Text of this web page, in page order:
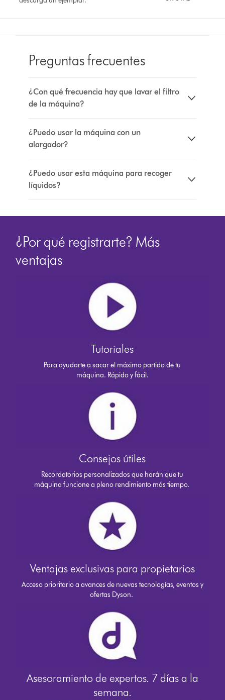
Preguntas frecuentes
¿Con qué frecuencia hay que lavar el filtro
de la máquina?
¿Puedo usar la máquina con un
alargador?
¿Puedo usar esta máquina para recoger
líquidos?
¿Por qué registrarte? Más
ventajas
Tutoriales
Para ayudarte a sacar el máximo partido de tu
máquina. Rápido y fácil.
Consejos útiles
Recordatorios personalizados que harán que tu
máquina funcione a pleno rendimiento más tiempo.
Ventajas exclusivas para propietarios
Acceso prioritario a avances de nuevas tecnologías, eventos y
ofertas Dyson.
Asesoramiento de expertos. 7 días a la
semana.